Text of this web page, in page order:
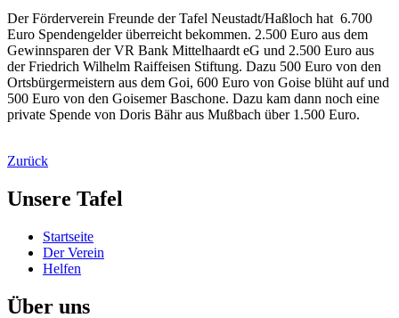
Der Förderverein Freunde der Tafel Neustadt/Haßloch hat 6.700
Euro Spendengelder überreicht bekommen. 2.500 Euro aus dem
Gewinnsparen der VR Bank Mittelhaardt eG und 2.500 Euro aus
der Friedrich Wilhelm Raiffeisen Stiftung. Dazu 500 Euro von den
Ortsbürgermeistern aus dem Goi, 600 Euro von Goise blüht auf und
500 Euro von den Goisemer Baschone. Dazu kam dann noch eine
private Spende von Doris Bähr aus Mußbach über 1.500 Euro.
Zurück
Unsere Tafel
Startseite
Der Verein
Helfen
Über uns